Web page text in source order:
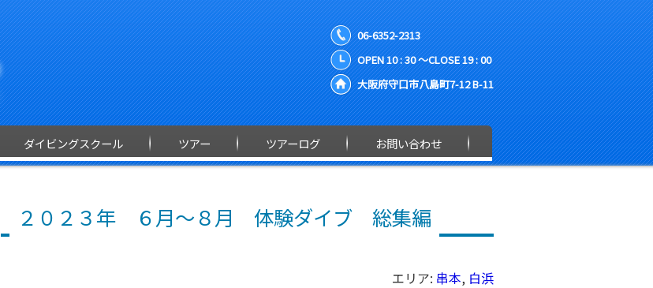
06-6352-2313
OPEN 10 : 30 ～CLOSE 19 : 00
大阪府守口市八島町7-12 B-11
ダイビングスクール ツアー ツアーログ お問い合わせ
２０２３年 ６月～８月 体験ダイブ 総集編
エリア: 串本, 白浜